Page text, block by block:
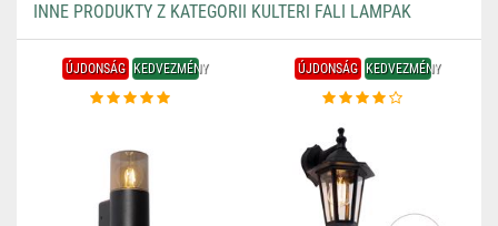
INNE PRODUKTY Z KATEGORII KULTERI FALI LAMPAK
ÚJDONSÁG KEDVEZMÉNY ÚJDONSÁG KEDVEZMÉNY